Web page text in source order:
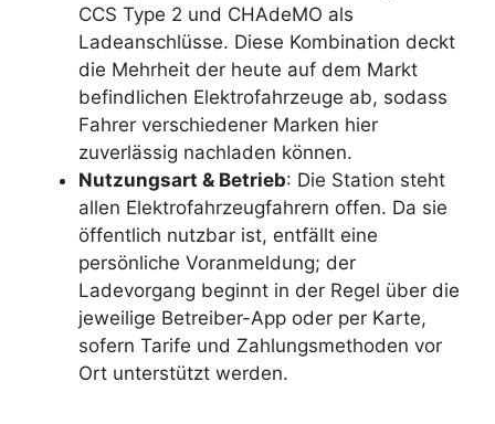
CCS Type 2 und CHAdeMO als
Ladeanschlüsse. Diese Kombination deckt
die Mehrheit der heute auf dem Markt
befindlichen Elektrofahrzeuge ab, sodass
Fahrer verschiedener Marken hier
zuverlässig nachladen können.
Nutzungsart & Betrieb: Die Station steht
allen Elektrofahrzeugfahrern offen. Da sie
öffentlich nutzbar ist, entfällt eine
persönliche Voranmeldung; der
Ladevorgang beginnt in der Regel über die
jeweilige Betreiber-App oder per Karte,
sofern Tarife und Zahlungsmethoden vor
Ort unterstützt werden.